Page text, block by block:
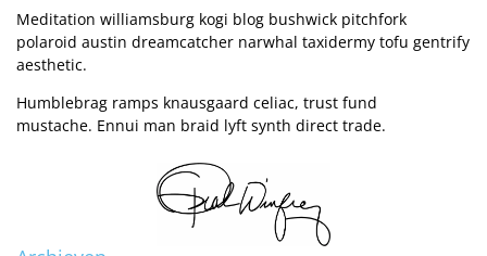
Meditation williamsburg kogi blog bushwick pitchfork
polaroid austin dreamcatcher narwhal taxidermy tofu gentrify
aesthetic.
Humblebrag ramps knausgaard celiac, trust fund
mustache. Ennui man braid lyft synth direct trade.